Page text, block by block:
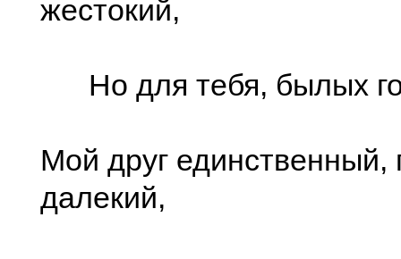
жестокий,
Но для тебя, былых
Мой друг единственный,
далекий,